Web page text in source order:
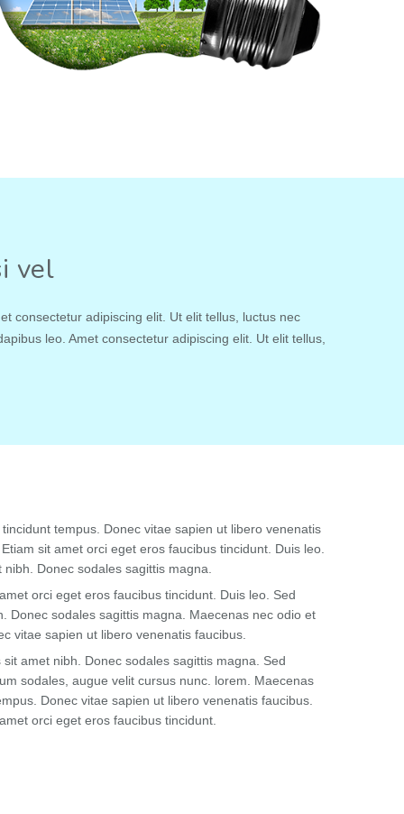
vel
consectetur adipiscing elit. Ut elit tellus, luctus nec
leo. Amet consectetur adipiscing elit. Ut elit tellus,
tempus. Donec vitae sapien ut libero venenatis
sit amet orci eget eros faucibus tincidunt. Duis leo.
Donec sodales sagittis magna.
orci eget eros faucibus tincidunt. Duis leo. Sed
Donec sodales sagittis magna. Maecenas nec odio et
vitae sapien ut libero venenatis faucibus.
amet nibh. Donec sodales sagittis magna. Sed
sodales, augue velit cursus nunc. lorem. Maecenas
Donec vitae sapien ut libero venenatis faucibus.
orci eget eros faucibus tincidunt.